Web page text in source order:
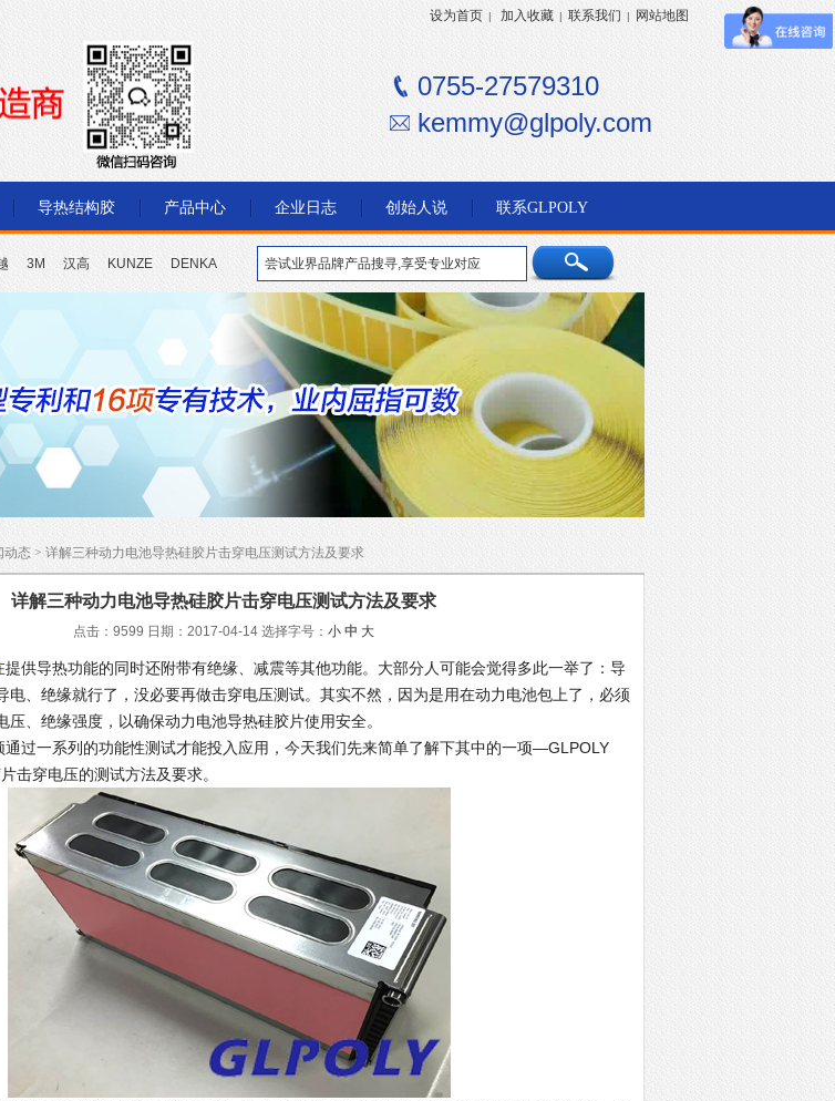
设为首页 | 加入收藏 | 联系我们 | 网站地图
0755-27579310
kemmy@glpoly.com
导热结构胶 产品中心 企业日志 创始人说 联系GLPOLY
3M 汉高 KUNZE DENKA
动态 > 详解三种动力电池导热硅胶片击穿电压测试方法及要求
详解三种动力电池导热硅胶片击穿电压测试方法及要求
点击：9599 日期：2017-04-14 选择字号： 小 中 大
提供导热功能的同时还附带有绝缘、减震等其他功能。大部分人可能会觉得多此一举了：导
电、绝缘就行了，没必要再做击穿电压测试。其实不然，因为是用在动力电池包上了，必须
压、绝缘强度，以确保动力电池导热硅胶片使用安全。
过一系列的功能性测试才能投入应用，今天我们先来简单了解下其中的一项—GLPOLY
击穿电压的测试方法及要求。